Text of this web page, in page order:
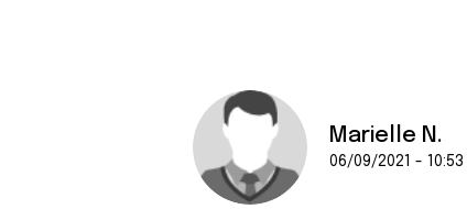
Marielle N.
06/09/2021 - 10:53